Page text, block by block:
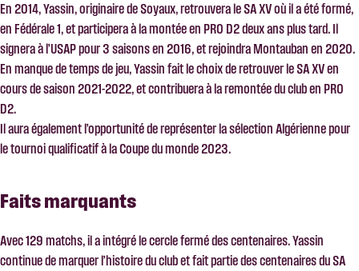
En 2014, Yassin, originaire de Soyaux, retrouvera le SA XV où il a été formé,
en Fédérale 1, et participera à la montée en PRO D2 deux ans plus tard. Il
signera à l’USAP pour 3 saisons en 2016, et rejoindra Montauban en 2020.
En manque de temps de jeu, Yassin fait le choix de retrouver le SA XV en
cours de saison 2021-2022, et contribuera à la remontée du club en PRO
D2.
Il aura également l’opportunité de représenter la sélection Algérienne pour
le tournoi qualificatif à la Coupe du monde 2023.
Faits marquants
Avec 129 matchs, il a intégré le cercle fermé des centenaires. Yassin
continue de marquer l’histoire du club et fait partie des centenaires du SA